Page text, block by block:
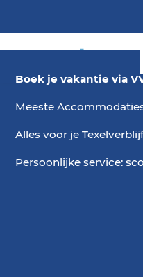
Boek je vakantie via
Meeste
Alles voor je Texelverblijf
Persoonlijke service: